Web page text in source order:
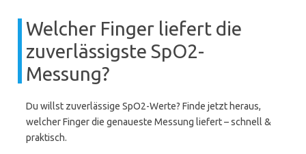
Welcher Finger liefert die
zuverlässigste SpO2-
Messung?
Du willst zuverlässige SpO2-Werte? Finde jetzt heraus,
welcher Finger die genaueste Messung liefert – schnell &
praktisch.